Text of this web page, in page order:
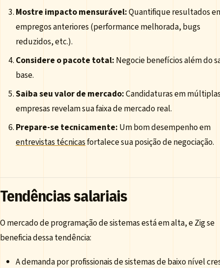
Mostre impacto mensurável:Quantifique resultados
empregos anteriores (performance melhorada, bugs
reduzidos, etc.).
Considere o pacote total: Negocie benefícios além do
base.
Saiba seu valor de mercado:Candidaturas em
empresas revelam sua faixa de mercado real.
Prepare-se tecnicamente: Um bom desempenho em
entrevistas técnicasfortalece sua posição de negociação.
Tendências salariais
O mercado de programação de sistemas está em alta, e Zig se
beneficia dessa tendência:
A demanda por profissionais de sistemas de baixo nível